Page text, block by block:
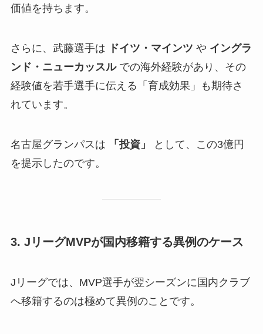
価値を持ちます。
さらに、武藤選手は ドイツ・マインツ や イングラ
ンド・ニューカッスルでの海外経験があり、その
経験値を若手選手に伝える「育成効果」も期待さ
れています。
名古屋グランパスは 「投資」
として、この3億円
を提示したのです。
3. JリーグMVPが国内移籍する異例のケース
Jリーグでは、MVP選手が翌シーズンに国内クラブ
へ移籍するのは極めて異例のことです。